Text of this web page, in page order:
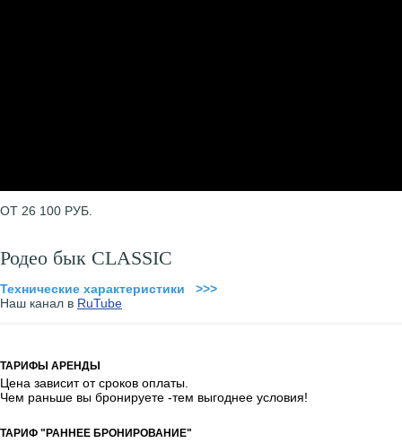
ОТ 26 100 РУБ.
Родео бык CLASSIC
Технические характеристики >>>
Наш канал в RuTube
ТАРИФЫ АРЕНДЫ
Цена зависит от сроков оплаты.
Чем раньше вы бронируете -тем выгоднее условия!
ТАРИФ "РАННЕЕ БРОНИРОВАНИЕ"